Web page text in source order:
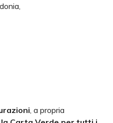
, a propria